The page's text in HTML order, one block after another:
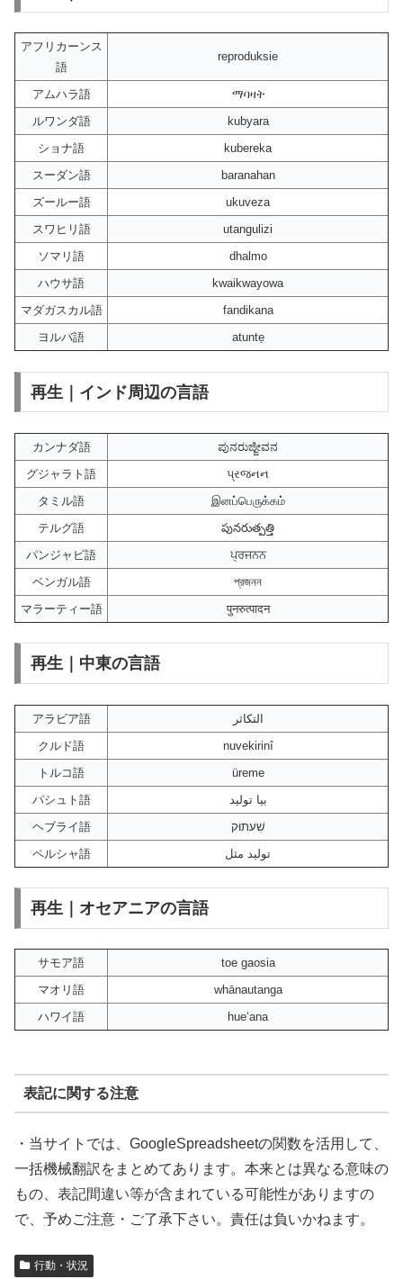
アフリカーンス
語
reproduksie
アムハラ語
ማባዛት
ルワンダ語
kubyara
ショナ語
kubereka
スーダン語
baranahan
ズールー語
ukuveza
スワヒリ語
utangulizi
ソマリ語
dhalmo
ハウサ語
kwaikwayowa
マダガスカル語
fandikana
ヨルバ語
atuntẹ
再生｜インド周辺の言語
カンナダ語
ಪುನರುಜ್ಜೀವನ
グジャラト語
પ્રજનન
タミル語
இனப்பெருக்கம்
テルグ語
పునరుత్పత్తి
パンジャビ語
ਪ੍ਰਜਨਨ
ベンガル語
প্রজনন
マラーティー語
पुनरुत्पादन
再生｜中東の言語
アラビア語
التكاثر
クルド語
nuvekirinî
トルコ語
üreme
パシュト語
بیا تولید
ヘブライ語
שִׁעתוּק
ペルシャ語
تولید مثل
再生｜オセアニアの言語
サモア語
toe gaosia
マオリ語
whānautanga
ハワイ語
hueʻana
表記に関する注意
・当サイトでは、GoogleSpreadsheetの関数を活用して、
一括機械翻訳をまとめてあります。本来とは異なる意味の
もの、表記間違い等が含まれている可能性がありますの
で、予めご注意・ご了承下さい。責任は負いかねます。
行動・状況